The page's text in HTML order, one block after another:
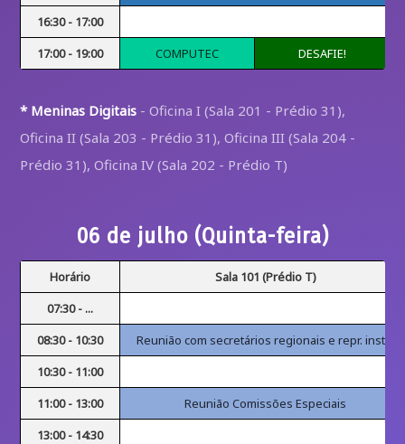
16:30 - 17:00
17:00 - 19:00
COMPUTEC DESAFIE!
* Meninas Digitais - Oficina I (Sala 201 - Prédio 31),
Oficina II (Sala 203 - Prédio 31), Oficina III (Sala 204 -
Prédio 31), Oficina IV (Sala 202 - Prédio T)
06 de julho (Quinta-feira)
Horário
Sala 101 (Prédio T)
07:30 - ...
08:30 - 10:30
Reunião com secretários regionais e repr. instit.
10:30 - 11:00
11:00 - 13:00
Reunião Comissões Especiais
13:00 - 14:30